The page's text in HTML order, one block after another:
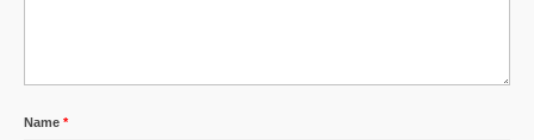
Name *